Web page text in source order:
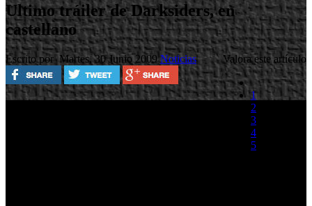
Ultimo tráiler de Darksiders, en
castellano
Escrito porMartes, 30 Junio 2009Noticias Valora este artículo
1
2
3
4
5
THQ Spain ha lanzado un nuevo trailer